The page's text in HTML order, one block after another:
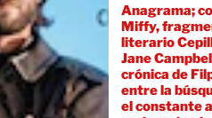
Anagrama;
Miffy,
literario
Jane
crónica de
entre la
el constante